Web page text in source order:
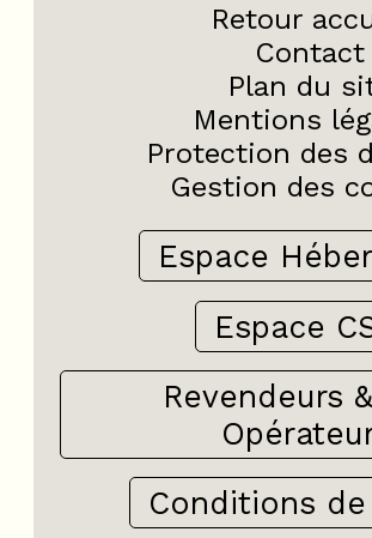
Retour
Contact
Plan du
Mentions
Protection des
Gestion des
Espace
Espace
Revendeurs
Conditions de